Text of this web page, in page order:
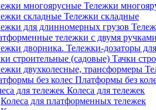
Тележки
Тележки складные
Тачки
Платформы без
Колеса для тележек
Колеса для платформенных тележек